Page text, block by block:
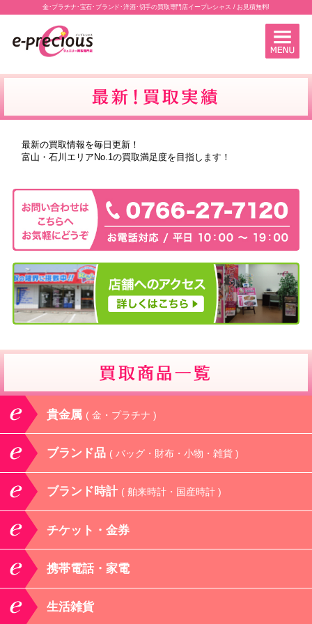
金･プラチナ･宝石･ブランド･洋酒･切手の買取専門店イープレシャス / お見積無料!
最新の買取情報を毎日更新！
富山・石川エリアNo.1の買取満足度を目指します！
貴金属 ( 金・プラチナ )
ブランド品 ( バッグ・財布・小物・雑貨 )
ブランド時計 ( 舶来時計・国産時計 )
チケット・金券
携帯電話・家電
生活雑貨